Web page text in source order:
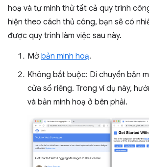
hoạ và tự mình thử tất cả quy trình
hiện theo cách thủ công, bạn sẽ có
được quy trình làm việc sau này.
Mở bản minh hoạ.
Không bắt buộc: Di chuyển bản
cửa sổ riêng. Trong ví dụ này,
và bản minh hoạ ở bên phải.